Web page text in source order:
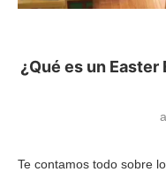
¿Qué es un
Te contamos todo sobre